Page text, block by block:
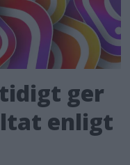
ger
enligt